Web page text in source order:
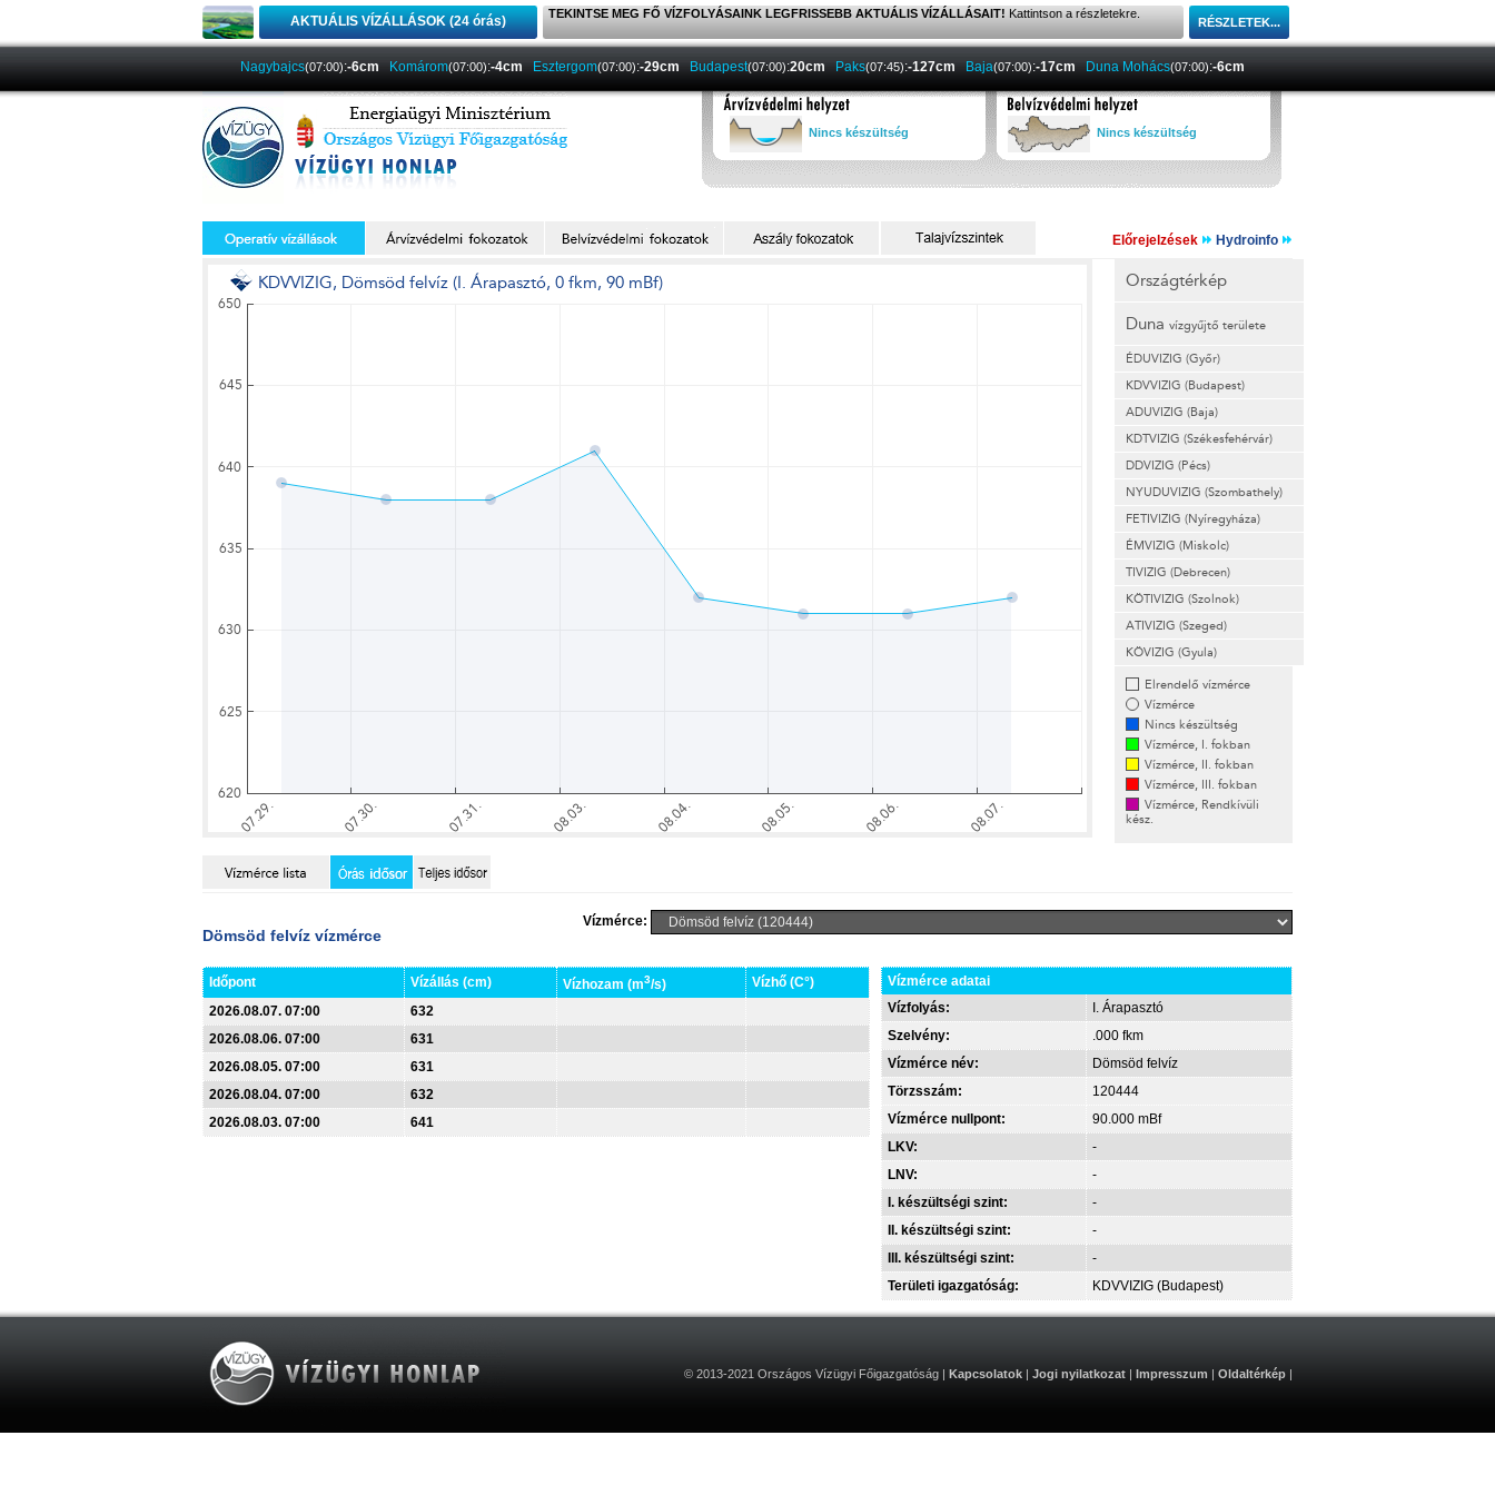
AKTUÁLIS VÍZÁLLÁSOK (24 órás) TEKINTSE MEG FŐ VÍZFOLYÁSAINK LEGFRISSEBB AKTUÁLIS VÍZÁLLÁSAIT! Kattintson a részletekre.
Nagybajcs(07:00):-6cm Komárom(07:00):-4cm Esztergom(07:00):-29cm Budapest(07:00):20cm Paks(07:45):-127cm Baja(07:00):-17cm Duna Mohács(07:00):-6cm
Nincs készültség Nincs készültség
Előrejelzések Hydroinfo
Országtérkép
Duna vízgyűjtő területe
ÉDUVIZIG (Győr)
KDVVIZIG (Budapest)
ADUVIZIG (Baja)
KDTVIZIG (Székesfehérvár)
DDVIZIG (Pécs)
NYUDUVIZIG (Szombathely)
FETIVIZIG (Nyíregyháza)
ÉMVIZIG (Miskolc)
TIVIZIG (Debrecen)
KÖTIVIZIG (Szolnok)
ATIVIZIG (Szeged)
KÖVIZIG (Gyula)
Elrendelő vízmérce
Vízmérce
Nincs készültség
Vízmérce, I. fokban
Vízmérce, II. fokban
Vízmérce, III. fokban
Vízmérce, Rendkívüli
kész.
Vízmérce:
Dömsöd felvíz vízmérce
Időpont Vízállás (cm) Vízhozam (m3/s)
Vízhő (C°)
2026.08.07. 07:00
632
2026.08.06. 07:00
631
2026.08.05. 07:00
631
2026.08.04. 07:00
632
2026.08.03. 07:00
641
Vízmérce adatai
Vízfolyás:
I. Árapasztó
Szelvény:
.000 fkm
Vízmérce név:
Dömsöd felvíz
Törzsszám:
120444
Vízmérce nullpont:
90.000 mBf
LKV:
-
LNV:
-
I. készültségi szint:
-
II. készültségi szint:
-
III. készültségi szint:
-
Területi igazgatóság:
KDVVIZIG (Budapest)
© 2013-2021 Országos Vízügyi Főigazgatóság | Kapcsolatok | Jogi nyilatkozat | Impresszum | Oldaltérkép |